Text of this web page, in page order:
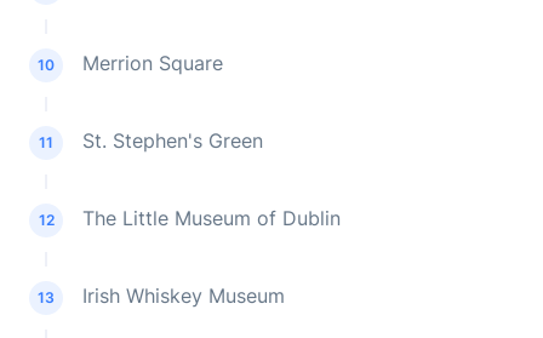
10 Merrion Square
11 St. Stephen's Green
12 The Little Museum of Dublin
13 Irish Whiskey Museum